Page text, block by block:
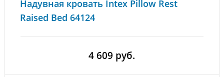
Надувная кровать Intex Pillow Rest
Raised Bed 64124
4 609 руб.